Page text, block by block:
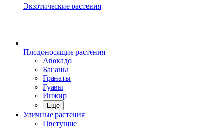
Экзотические растения
Плодоносящие растения
Авокадо
Бананы
Гранаты
Гуавы
Инжир
Еще
Уличные растения
Цветущие